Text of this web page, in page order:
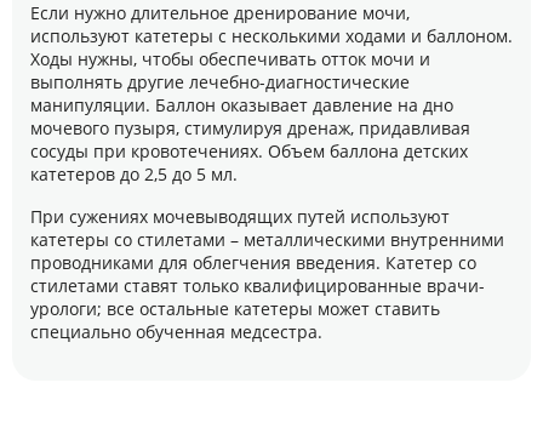
Если нужно длительное дренирование мочи,
используют катетеры с несколькими ходами и баллоном.
Ходы нужны, чтобы обеспечивать отток мочи и
выполнять другие лечебно-диагностические
манипуляции. Баллон оказывает давление на дно
мочевого пузыря, стимулируя дренаж, придавливая
сосуды при кровотечениях. Объем баллона детских
катетеров до 2,5 до 5 мл.
При сужениях мочевыводящих путей используют
катетеры со стилетами – металлическими внутренними
проводниками для облегчения введения. Катетер со
стилетами ставят только квалифицированные врачи-
урологи; все остальные катетеры может ставить
специально обученная медсестра.